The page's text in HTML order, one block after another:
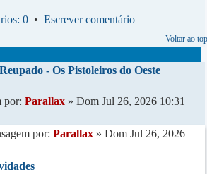
0 • Escrever comentário
Voltar ao
Reupado - Os Pistoleiros do Oeste
por: Parallax » Dom Jul 26, 2026 10:31
por: Parallax » Dom Jul 26, 2026